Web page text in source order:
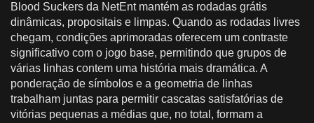
Blood Suckers da NetEnt mantém as rodadas grátis
dinâmicas, propositais e limpas. Quando as rodadas livres
chegam, condições aprimoradas oferecem um contraste
significativo com o jogo base, permitindo que grupos de
várias linhas contem uma história mais dramática. A
ponderação de símbolos e a geometria de linhas
trabalham juntas para permitir cascatas satisfatórias de
vitórias pequenas a médias que, no total, formam a